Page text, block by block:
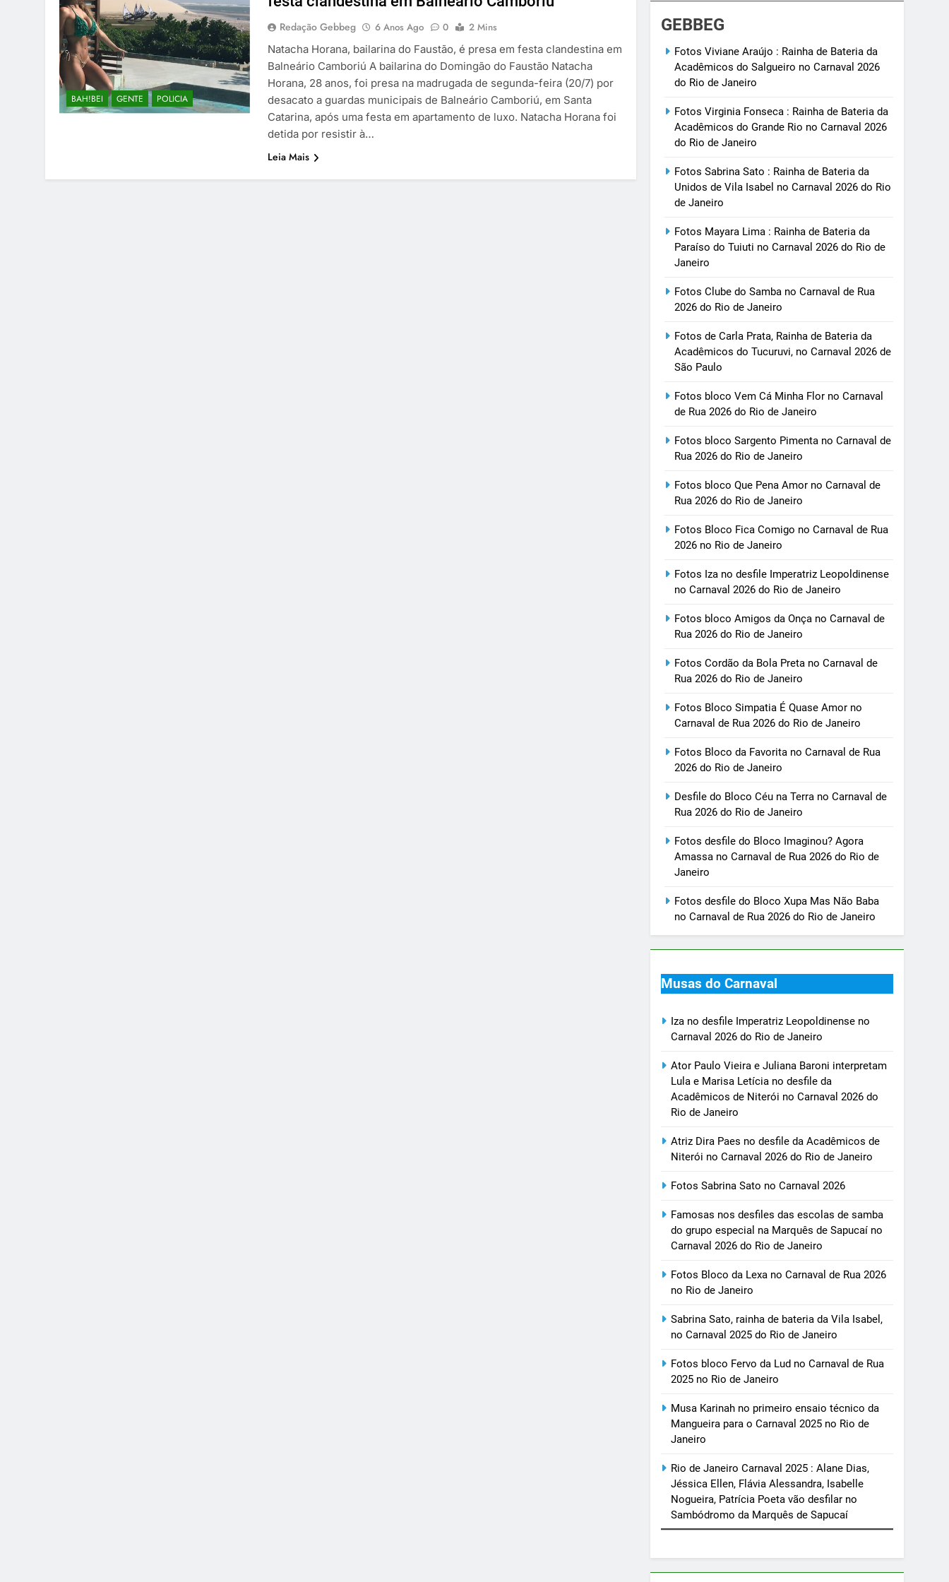
BAH!BEI GENTE POLICIA
Redação Gebbeg 6 Anos Ago 0
2 Mins
Natacha Horana, bailarina do Faustão, é presa em festa clandestina em
Balneário Camboriú A bailarina do Domingão do Faustão Natacha
Horana, 28 anos, foi presa na madrugada de segunda-feira (20/7) por
desacato a guardas municipais de Balneário Camboriú, em Santa
Catarina, após uma festa em apartamento de luxo. Natacha Horana foi
detida por resistir à…
Leia Mais
GEBBEG
Fotos Viviane Araújo : Rainha de Bateria da
Acadêmicos do Salgueiro no Carnaval 2026
do Rio de Janeiro
Fotos Virginia Fonseca : Rainha de Bateria da
Acadêmicos do Grande Rio no Carnaval 2026
do Rio de Janeiro
Fotos Sabrina Sato : Rainha de Bateria da
Unidos de Vila Isabel no Carnaval 2026 do Rio
de Janeiro
Fotos Mayara Lima : Rainha de Bateria da
Paraíso do Tuiuti no Carnaval 2026 do Rio de
Janeiro
Fotos Clube do Samba no Carnaval de Rua
2026 do Rio de Janeiro
Fotos de Carla Prata, Rainha de Bateria da
Acadêmicos do Tucuruvi, no Carnaval 2026 de
São Paulo
Fotos bloco Vem Cá Minha Flor no Carnaval
de Rua 2026 do Rio de Janeiro
Fotos bloco Sargento Pimenta no Carnaval de
Rua 2026 do Rio de Janeiro
Fotos bloco Que Pena Amor no Carnaval de
Rua 2026 do Rio de Janeiro
Fotos Bloco Fica Comigo no Carnaval de Rua
2026 no Rio de Janeiro
Fotos Iza no desfile Imperatriz Leopoldinense
no Carnaval 2026 do Rio de Janeiro
Fotos bloco Amigos da Onça no Carnaval de
Rua 2026 do Rio de Janeiro
Fotos Cordão da Bola Preta no Carnaval de
Rua 2026 do Rio de Janeiro
Fotos Bloco Simpatia É Quase Amor no
Carnaval de Rua 2026 do Rio de Janeiro
Fotos Bloco da Favorita no Carnaval de Rua
2026 do Rio de Janeiro
Desfile do Bloco Céu na Terra no Carnaval de
Rua 2026 do Rio de Janeiro
Fotos desfile do Bloco Imaginou? Agora
Amassa no Carnaval de Rua 2026 do Rio de
Janeiro
Fotos desfile do Bloco Xupa Mas Não Baba
no Carnaval de Rua 2026 do Rio de Janeiro
Musas do Carnaval
Iza no desfile Imperatriz Leopoldinense no
Carnaval 2026 do Rio de Janeiro
Ator Paulo Vieira e Juliana Baroni interpretam
Lula e Marisa Letícia no desfile da
Acadêmicos de Niterói no Carnaval 2026 do
Rio de Janeiro
Atriz Dira Paes no desfile da Acadêmicos de
Niterói no Carnaval 2026 do Rio de Janeiro
Fotos Sabrina Sato no Carnaval 2026
Famosas nos desfiles das escolas de samba
do grupo especial na Marquês de Sapucaí no
Carnaval 2026 do Rio de Janeiro
Fotos Bloco da Lexa no Carnaval de Rua 2026
no Rio de Janeiro
Sabrina Sato, rainha de bateria da Vila Isabel,
no Carnaval 2025 do Rio de Janeiro
Fotos bloco Fervo da Lud no Carnaval de Rua
2025 no Rio de Janeiro
Musa Karinah no primeiro ensaio técnico da
Mangueira para o Carnaval 2025 no Rio de
Janeiro
Rio de Janeiro Carnaval 2025 : Alane Dias,
Jéssica Ellen, Flávia Alessandra, Isabelle
Nogueira, Patrícia Poeta vão desfilar no
Sambódromo da Marquês de Sapucaí